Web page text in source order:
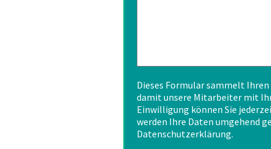
Dieses Formular sammelt
damit unsere Mitarbeiter mit
Einwilligung können Sie
werden Ihre Daten umgehend
Datenschutzerklärung.